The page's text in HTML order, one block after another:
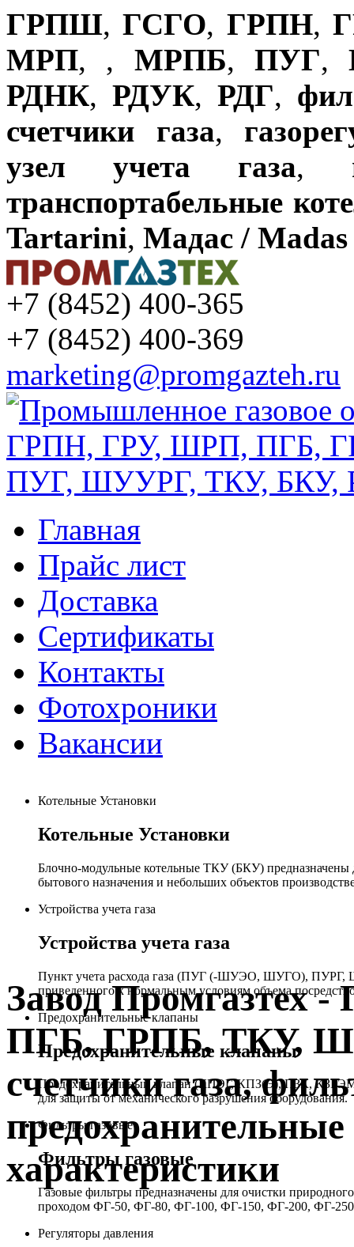
ГРПШ,ГСГО, ГРПН,
МРП, , МРПБ, ПУГ,
РДНК, РДУК, РДГ,
счетчики газа,
узел учета газа,
транспортабельные
Tartarini, Мадас / Madas
+7 (8452) 400-365
+7 (8452) 400-369
marketing@promgazteh.ru
Главная
Прайс лист
Доставка
Сертификаты
Контакты
Фотохроники
Вакансии
Котельные Установки
Котельные Установки
Блочно-модульные котельные ТКУ (БКУ) предназначены
бытового назначения и небольших объектов
Устройства учета газа
Устройства учета газа
Пункт учета расхода газа (ПУГ (-ШУЭО, ШУГО), ПУРГ,
приведенного к нормальным условиям объема
Предохранительные клапаны
Предохранительные клапаны
Предохранительный клапан (КПЭГ, КПЗ(Э), ПЗК,
для защиты от механического разрушения оборудования.
Фильтры газовые
Фильтры газовые
Газовые фильтры предназначены для очистки
проходом ФГ-50, ФГ-80, ФГ-100, ФГ-150, ФГ-200, ФГ-
Регуляторы давления
Завод
ПГБ, ГРПБ, ТКУ,
счетчики газа,
характеристики